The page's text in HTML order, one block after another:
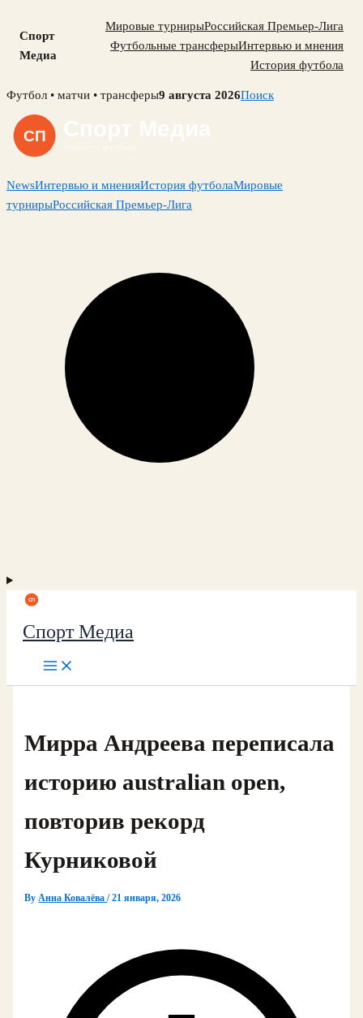
Спорт
Медиа
Мировые турнирыРоссийская Премьер-Лига
Футбольные трансферыИнтервью и мнения
История футбола
Skip
content
Футбол • матчи • трансферы9 августа 2026Поиск
NewsИнтервью и мненияИстория футболаМировые
турнирыРоссийская Премьер-Лига
Спорт Медиа
Мирра Андреева переписала
историю australian open,
повторив рекорд
Курниковой
ByАнна Ковалёва/21 января, 2026